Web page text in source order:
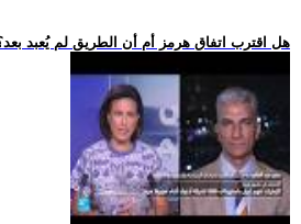
.. هل اقترب اتفاق هرمز أم أن الطريق لم يُعبد